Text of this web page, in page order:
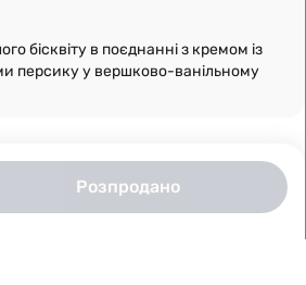
бісквіту в поєднанні з кремом із
персику у вершково-ванільному
Розпродано